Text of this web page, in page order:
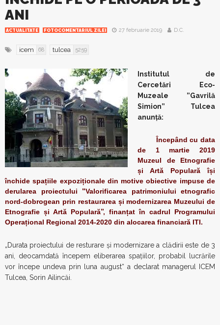
ANI
ACTUALITATE FOTOCOMENTARIUL ZILEI 27 februarie 2019 D.C.
icem 68 tulcea 5259
Institutul de
Cercetări Eco-
Muzeale ”Gavrilă
Simion” Tulcea
anunță:
Începând cu data
de 1 martie 2019
Muzeul de Etnografie
și Artă Populară își
închide spațiile expoziționale din motive obiective impuse de
derularea proiectului “Valorificarea patrimoniului etnografic
nord-dobrogean prin restaurarea și modernizarea Muzeului de
Etnografie și Artă Populară”, finanțat în cadrul Programului
Operațional Regional 2014-2020 din alocarea financiară ITI.
„Durata proiectului de resturare și modernizare a clădirii este de 3
ani, deocamdată începem eliberarea spațiilor, probabil lucrările
vor începe undeva prin luna august“ a declarat managerul ICEM
Tulcea, Sorin Ailincăi.